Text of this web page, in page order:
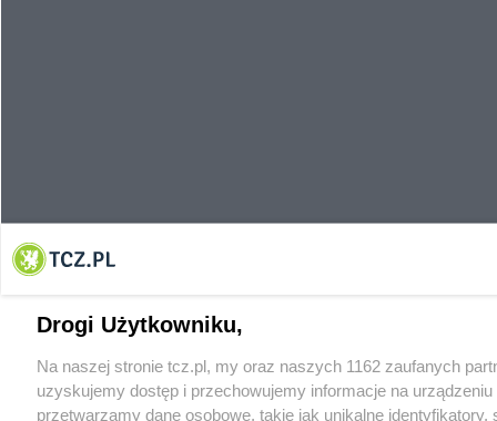
Drogi Użytkowniku,
Na naszej stronie tcz.pl, my oraz naszych 1162 zaufanych
uzyskujemy dostęp i przechowujemy informacje na urządzeniu
przetwarzamy dane osobowe, takie jak unikalne identyfikatory,